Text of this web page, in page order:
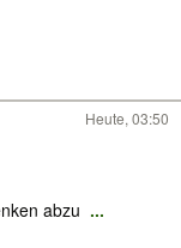
Heute, 03:50
abzu ...